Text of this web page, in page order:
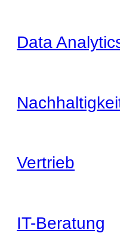
Data
Vertrieb
IT-Beratung